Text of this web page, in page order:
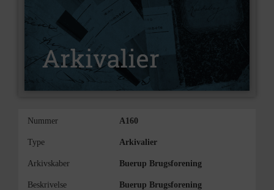
Nummer A160
Type Arkivalier
Arkivskaber Buerup Brugsforening
Beskrivelse
Buerup Brugsforening